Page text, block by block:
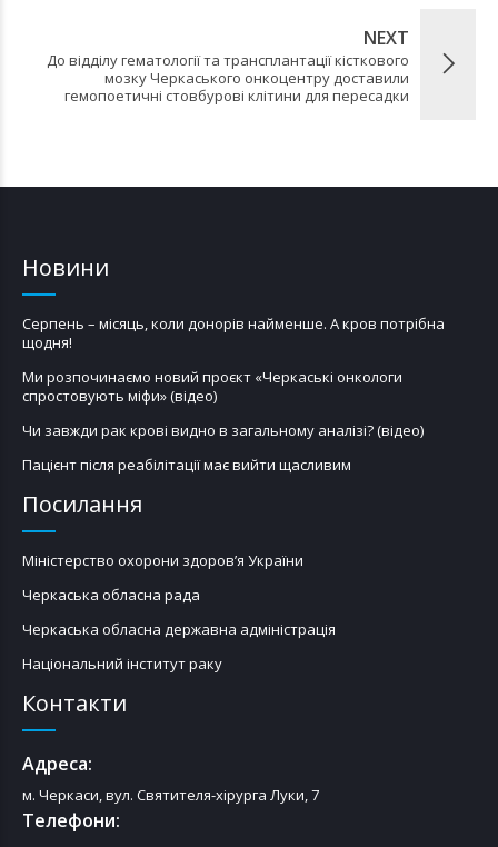
NEXT
До відділу гематології та трансплантації кісткового
мозку Черкаського онкоцентру доставили
гемопоетичні стовбурові клітини для пересадки
Новини
Серпень – місяць, коли донорів найменше. А кров потрібна
щодня!
Ми розпочинаємо новий проєкт «Черкаські онкологи
спростовують міфи» (відео)
Чи завжди рак крові видно в загальному аналізі? (відео)
Пацієнт після реабілітації має вийти щасливим
Посилання
Міністерство охорони здоров’я України
Черкаська обласна рада
Черкаська обласна державна адміністрація
Національний інститут раку
Контакти
Адреса:
м. Черкаси, вул. Святителя-хірурга Луки, 7
Телефони: